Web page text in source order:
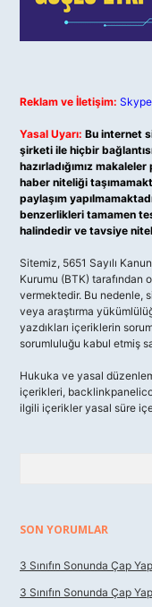
Reklam ve İletişim:
Yasal Uyarı: Bu internet
şirketi ile hiçbir
hazırladığımız
haber niteliği
paylaşım
benzerlikleri tamamen
halindedir ve tavsiye
Sitemiz, 5651 Sayılı
Kurumu (BTK) tarafından
vermektedir. Bu nedenle,
veya araştırma
yazdıkları içeriklerin
sorumluluğu kabul etmiş
Hukuka ve yasal
içerikleri,
ilgili içerikler yasal süre
SON YORUMLAR
3 Sınıfın Sonunda Çap
3 Sınıfın Sonunda Çap